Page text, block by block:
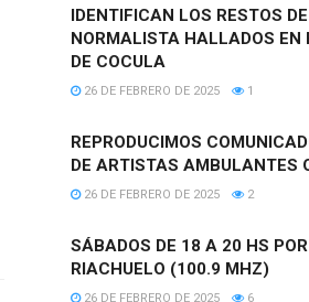
IDENTIFICAN LOS RESTOS DE
NORMALISTA HALLADOS EN
DE COCULA
26 DE FEBRERO DE 2025 1
REPRODUCIMOS
DE ARTISTAS AMBULANTES
26 DE FEBRERO DE 2025 2
SÁBADOS DE 18 A 20 HS POR
RIACHUELO (100.9 MHZ)
26 DE FEBRERO DE 2025 6